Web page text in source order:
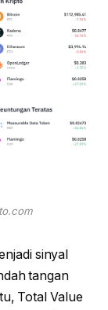
sinyal
tangan
Total Value